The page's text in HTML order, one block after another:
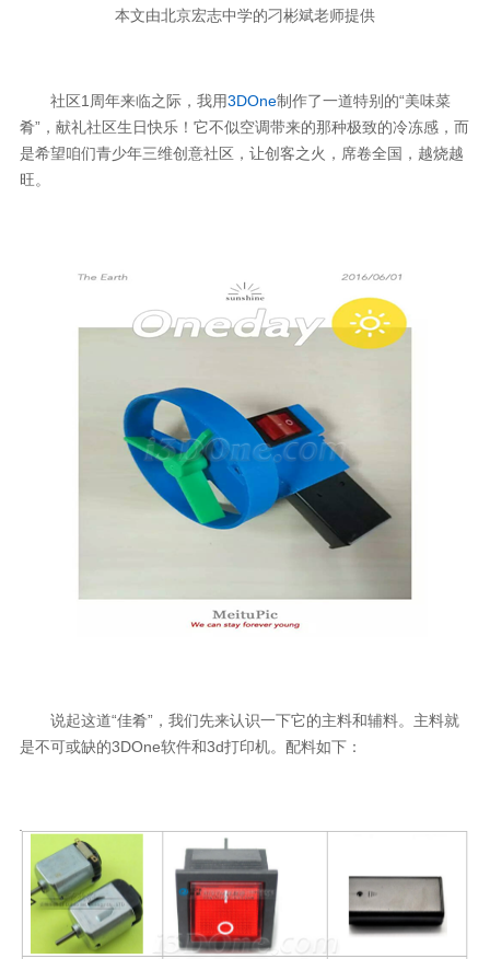
本文由北京宏志中学的刁彬斌老师提供
社区1周年来临之际，我用3DOne制作了一道特别的“美味菜
肴”，献礼社区生日快乐！它不似空调带来的那种极致的冷冻感，而
是希望咱们青少年三维创意社区，让创客之火，席卷全国，越烧越
旺。
说起这道“佳肴”，我们先来认识一下它的主料和辅料。 主料就
是不可或缺的3DOne软件和3d打印机。 配料如下：